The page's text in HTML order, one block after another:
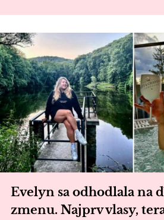
Evelyn sa odhodlala na
zmenu. Najprv vlasy,